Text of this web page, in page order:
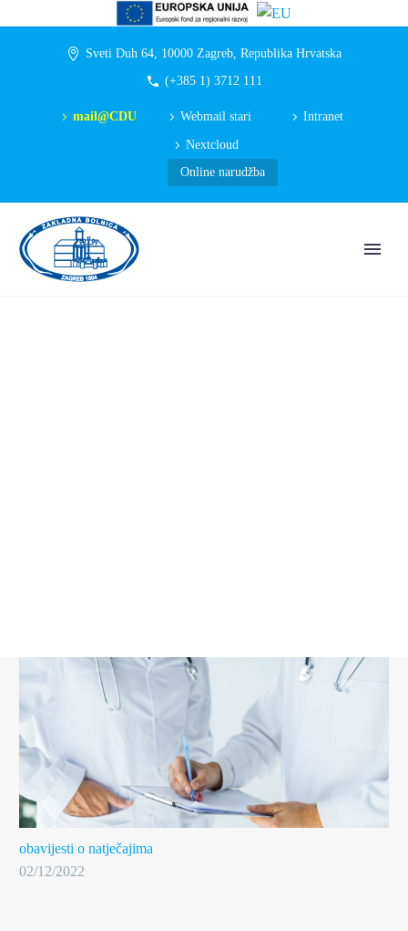
Sveti Duh 64, 10000 Zagreb, Republika Hrvatska
(+385 1) 3712 111
mail@CDU Webmail stari Intranet
Nextcloud
Online narudžba
obavijesti o natječajima
02/12/2022